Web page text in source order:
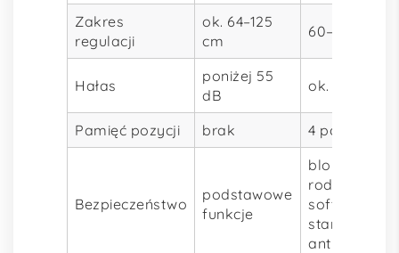
Zakres
regulacji
ok. 64–125
cm
60–125 cm
Hałas
poniżej 55
dB
ok. 45 dB
Pamięć pozycji brak 4 pozycje
Bezpieczeństwo
podstawowe
funkcje
blokada
rodzicielska,
soft-
start/stop,
antykolizja